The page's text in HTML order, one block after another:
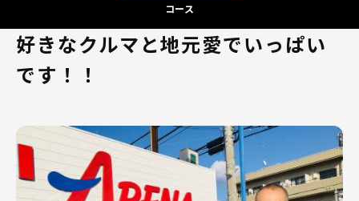
ーです！
当社は和歌山県内での軽自動車販売台数ナンバー1という
ご相談下さい！
「住み慣れた土地で長く働きたい」、「新しい土地で自
分の力を試してみたい」という方にピッタリの会社で
コース
好きなクルマと地元愛でいっぱい
です！！